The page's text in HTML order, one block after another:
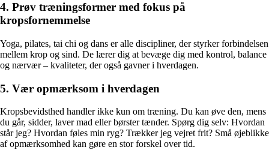
4. Prøv træningsformer med fokus på
kropsfornemmelse
Yoga, pilates, tai chi og dans er alle discipliner, der styrker forbindelsen
mellem krop og sind. De lærer dig at bevæge dig med kontrol, balance
og nærvær – kvaliteter, der også gavner i hverdagen.
5. Vær opmærksom i hverdagen
Kropsbevidsthed handler ikke kun om træning. Du kan øve den, mens
du går, sidder, laver mad eller børster tænder. Spørg dig selv: Hvordan
står jeg? Hvordan føles min ryg? Trækker jeg vejret frit? Små øjeblikke
af opmærksomhed kan gøre en stor forskel over tid.